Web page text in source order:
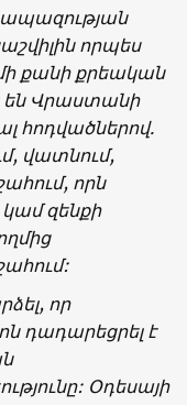
որպես
քանի քրեական
են Վրաստանի
հոդվածներով.
, վատնում,
, որն
կամ զենքի
:
, որ
դադարեցրել է
: Օդեսայի